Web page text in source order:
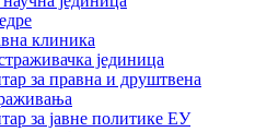
клиника
јединица
за правна и друштвена
за јавне политике ЕУ